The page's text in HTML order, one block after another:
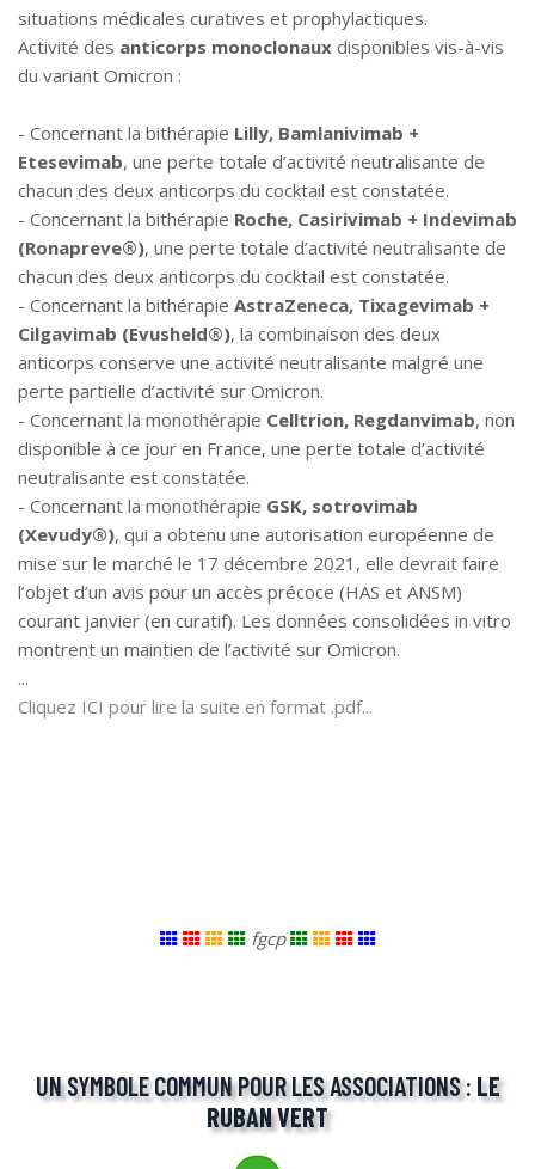
situations médicales curatives et prophylactiques.
Activité des anticorps monoclonaux disponibles vis-à-vis
du variant Omicron :
- Concernant la bithérapie Lilly, Bamlanivimab +
Etesevimab, une perte totale d’activité neutralisante de
chacun des deux anticorps du cocktail est constatée.
- Concernant la bithérapie Roche, Casirivimab + Indevimab
(Ronapreve®), une perte totale d’activité neutralisante de
chacun des deux anticorps du cocktail est constatée.
- Concernant la bithérapie AstraZeneca, Tixagevimab +
Cilgavimab (Evusheld®), la combinaison des deux
anticorps conserve une activité neutralisante malgré une
perte partielle d’activité sur Omicron.
- Concernant la monothérapie Celltrion, Regdanvimab, non
disponible à ce jour en France, une perte totale d’activité
neutralisante est constatée.
- Concernant la monothérapie GSK, sotrovimab
(Xevudy®), qui a obtenu une autorisation européenne de
mise sur le marché le 17 décembre 2021, elle devrait faire
l’objet d’un avis pour un accès précoce (HAS et ANSM)
courant janvier (en curatif). Les données consolidées in vitro
montrent un maintien de l’activité sur Omicron.
...
Cliquez ICI pour lire la suite en format .pdf...
fgcp
UN SYMBOLE COMMUN POUR LES ASSOCIATIONS : LE
RUBAN VERT